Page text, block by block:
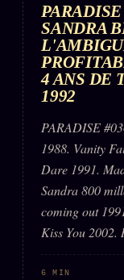
SANDRA
4 ANS DE
1992
PARADISE
1988. Vanity
Dare 1991.
Sandra 800
coming out
Kiss You 2002.
6 MIN